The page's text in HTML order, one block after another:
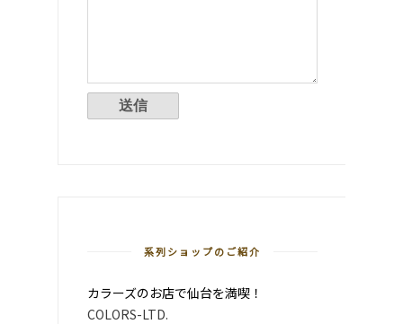
系列ショップのご紹介
カラーズのお店で仙台を満喫！
COLORS-LTD.